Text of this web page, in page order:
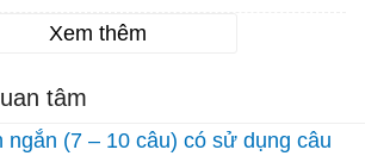
Xem thêm
tâm
ngắn (7 – 10 câu) có sử dụng câu